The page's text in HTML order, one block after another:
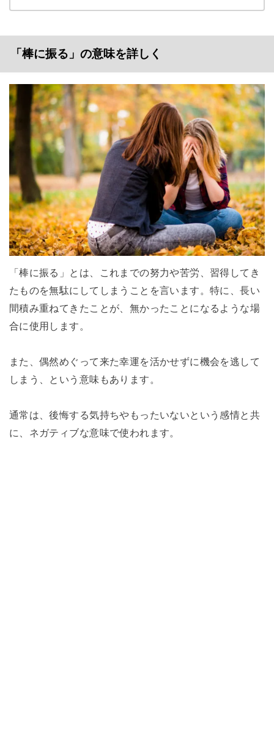
「棒に振る」の意味を詳しく
「棒に振る」とは、これまでの努力や苦労、習得してき
たものを無駄にしてしまうことを言います。特に、長い
間積み重ねてきたことが、無かったことになるような場
合に使用します。
また、偶然めぐって来た幸運を活かせずに機会を逃して
しまう、という意味もあります。
通常は、後悔する気持ちやもったいないという感情と共
に、ネガティブな意味で使われます。